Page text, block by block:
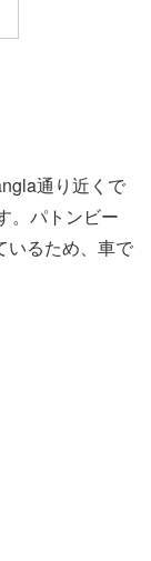
通り近くで
。パトンビー
いるため、車で